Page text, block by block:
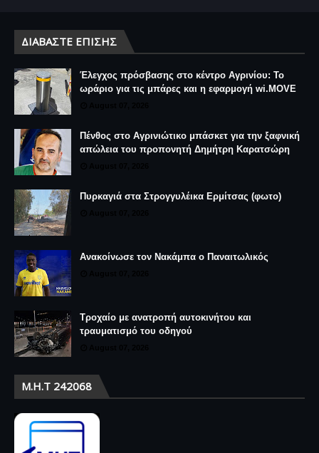
ΔΙΑΒΆΣΤΕ ΕΠΊΣΗΣ
Έλεγχος πρόσβασης στο κέντρο Αγρινίου: Το
ωράριο για τις μπάρες και η εφαρμογή wi.MOVE
Πένθος στο Αγρινιώτικο μπάσκετ για την ξαφνική
απώλεια του προπονητή Δημήτρη Καρατσώρη
Πυρκαγιά στα Στρογγυλέικα Ερμίτσας (φωτο)
Ανακοίνωσε τον Νακάμπα ο Παναιτωλικός
Τροχαίο με ανατροπή αυτοκινήτου και
τραυματισμό του οδηγού
Μ.Η.Τ 242068